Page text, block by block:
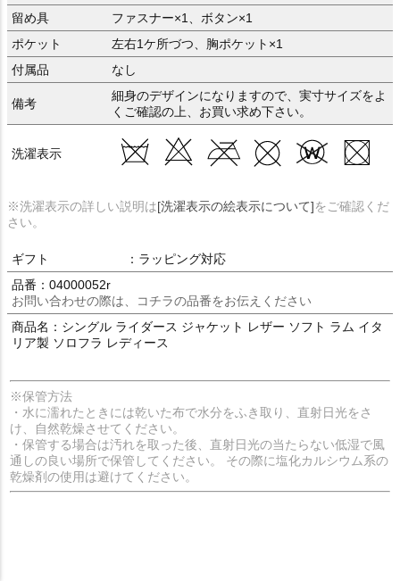
留め具
ファスナー×1、ボタン×1
ポケット
左右1ケ所づつ、胸ポケット×1
付属品
なし
備考
細身のデザインになりますので、実寸サイズをよ
くご確認の上、お買い求め下さい。
洗濯表示
※洗濯表示の詳しい説明は[洗濯表示の絵表示について]をご確認くだ
さい。
ギフト
：ラッピング対応
品番：04000052r
お問い合わせの際は、コチラの品番をお伝えください
商品名：シングル ライダース ジャケット レザー ソフト ラム イタ
リア製 ソロフラ レディース
※保管方法
・水に濡れたときには乾いた布で水分をふき取り、直射日光をさ
け、自然乾燥させてください。
・保管する場合は汚れを取った後、直射日光の当たらない低湿で風
通しの良い場所で保管してください。 その際に塩化カルシウム系の
乾燥剤の使用は避けてください。